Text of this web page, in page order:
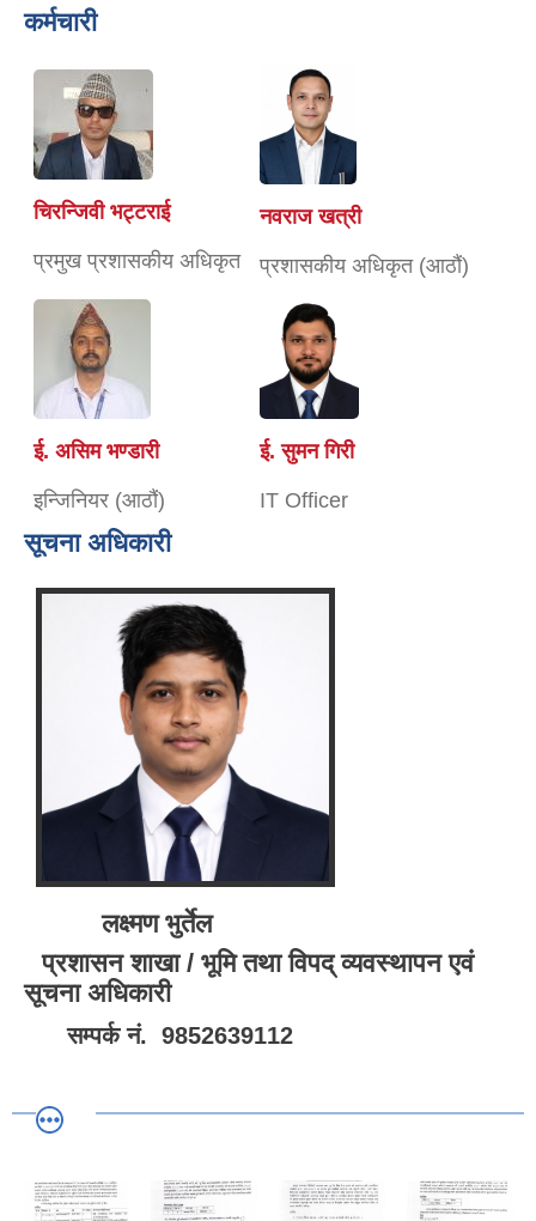
कर्मचारी
चिरन्जिवी भट्टराई
प्रमुख प्रशासकीय अधिकृत
नवराज खत्री
प्रशासकीय अधिकृत (आठौं)
ई. असिम भण्डारी
इन्जिनियर (आठौं)
ई. सुमन गिरी
IT Officer
सूचना अधिकारी
लक्ष्मण भुर्तेल
प्रशासन शाखा / भूमि तथा विपद् व्यवस्थापन एवं
सूचना अधिकारी
सम्पर्क नं. 9852639112